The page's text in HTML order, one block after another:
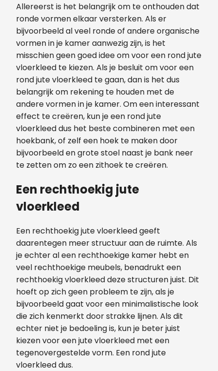
Allereerst is het belangrijk om te onthouden dat
ronde vormen elkaar versterken. Als er
bijvoorbeeld al veel ronde of andere organische
vormen in je kamer aanwezig zijn, is het
misschien geen goed idee om voor een rond jute
vloerkleed te kiezen. Als je besluit om voor een
rond jute vloerkleed te gaan, dan is het dus
belangrijk om rekening te houden met de
andere vormen in je kamer. Om een interessant
effect te creëren, kun je een rond jute
vloerkleed dus het beste combineren met een
hoekbank, of zelf een hoek te maken door
bijvoorbeeld en grote stoel naast je bank neer
te zetten om zo een zithoek te creëren.
Een rechthoekig jute
vloerkleed
Een rechthoekig jute vloerkleed geeft
daarentegen meer structuur aan de ruimte. Als
je echter al een rechthoekige kamer hebt en
veel rechthoekige meubels, benadrukt een
rechthoekig vloerkleed deze structuren juist. Dit
hoeft op zich geen probleem te zijn, als je
bijvoorbeeld gaat voor een minimalistische look
die zich kenmerkt door strakke lijnen. Als dit
echter niet je bedoeling is, kun je beter juist
kiezen voor een jute vloerkleed met een
tegenovergestelde vorm. Een rond jute
vloerkleed dus.